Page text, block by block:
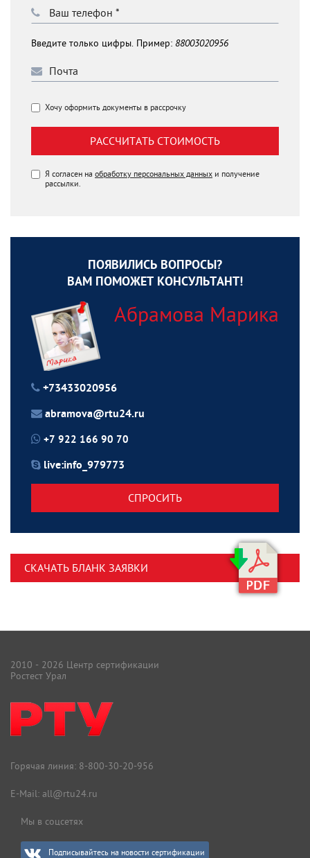
Введите только цифры. Пример: 88003020956
Хочу оформить документы в рассрочку
РАССЧИТАТЬ СТОИМОСТЬ
Я согласен на обработку персональных данных и получение
рассылки.
ПОЯВИЛИСЬ ВОПРОСЫ?
ВАМ ПОМОЖЕТ КОНСУЛЬТАНТ!
Абрамова Марика
+73433020956
abramova@rtu24.ru
+7 922 166 90 70
live:info_979773
СПРОСИТЬ
СКАЧАТЬ БЛАНК ЗАЯВКИ
2010 - 2026 Центр сертификации
Ростест Урал
Горячая линия: 8-800-30-20-956
E-Mail: all@rtu24.ru
Мы в соцсетях
Подписывайтесь на новости сертификации